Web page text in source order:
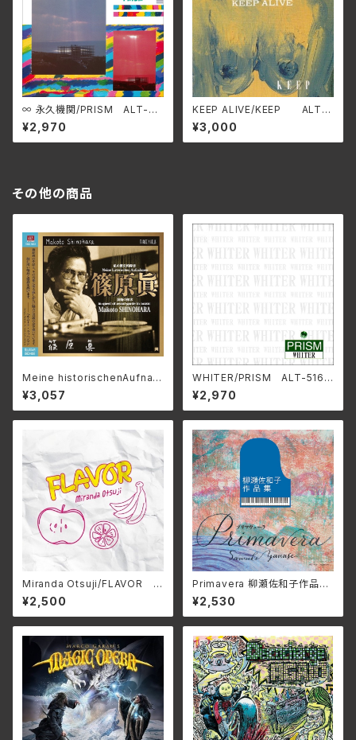
∞ 永久機関/PRISM ALT-52
0C(仕様:SHM-CD)
¥2,970
KEEP ALIVE/KEEP ALT-5
21C(仕様:CD)
¥3,000
その他の商品
Meine historischenAufnah
men/ 私の歴史的録音_篠原
眞 3SCD-0083(仕様:CD)
¥3,057
WHITER/PRISM ALT-516C
(仕様:CD)
¥2,970
Miranda Otsuji/FLAVOR M
RND-0008(仕様:CD)
¥2,500
Primavera 柳瀬佐和子作品集/
ユーオーディア・アンサンブル、
蜷川いづみ、工藤美穂、Duo FR
IEDEN MCDN-1171(仕様:C
¥2,530